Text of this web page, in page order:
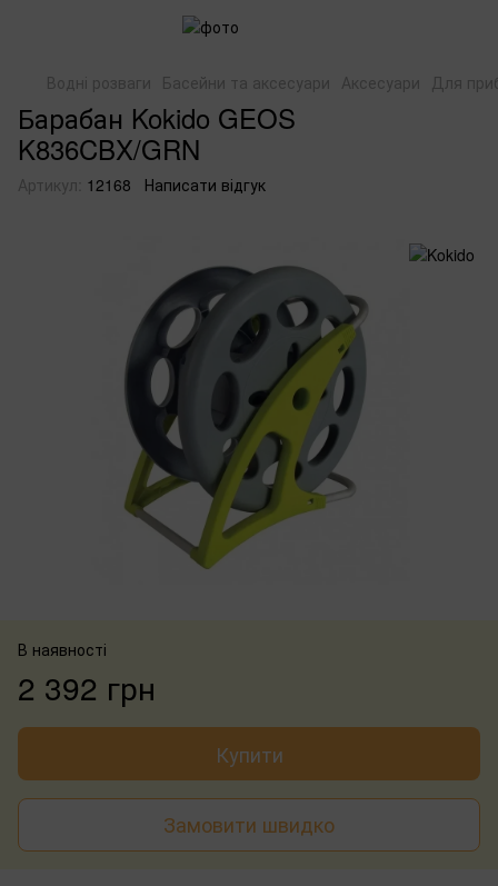
Водні розваги Басейни та аксесуари Аксесуари Для
Барабан Kokido GEOS
K836CBX/GRN
Артикул: 12168 Написати відгук
В наявності
2 392 грн
Купити
Замовити швидко